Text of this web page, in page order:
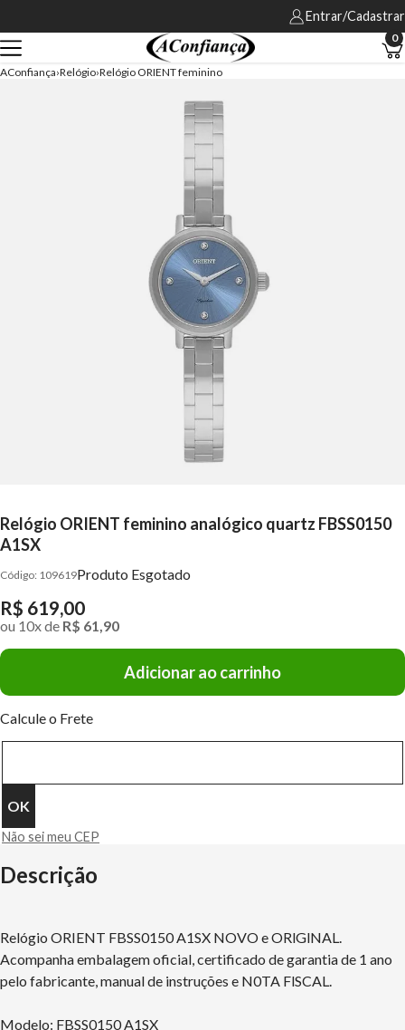
Entrar/Cadastrar
0
AConfiança Relógio Relógio ORIENT feminino
Relógio ORIENT feminino analógico quartz FBSS0150
A1SX
109619Produto Esgotado
R$ 619,00
ou 10xde R$ 61,90
Adicionar ao carrinho
Calcule o Frete
Não sei meu CEP
Descrição
Relógio ORIENT FBSS0150 A1SX NOVO e ORlGlNAL.
Acompanha embalagem oficial, certificado de garantia de 1 ano
pelo fabricante, manual de instruções e N0TA FlSCAL.
Modelo: FBSS0150 A1SX